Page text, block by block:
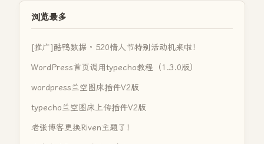
浏览最多
[推广]酷鸭数据 · 520情人节特别活动机来啦！
WordPress首页调用typecho教程（1.3.0版）
wordpress兰空图床插件V2版
typecho兰空图床上传插件V2版
老张博客更换Riven主题了！